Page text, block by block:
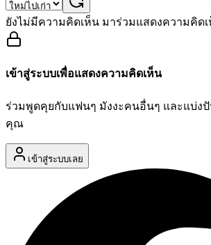
ยังไม่มีความคิดเห็น มาร่วมแสดงความคิด
เข้าสู่ระบบเพื่อแสดงความคิดเห็น
ร่วมพูดคุยกับแฟนๆ มังงะคนอื่นๆ และแบ่ง
คุณ
เข้าสู่ระบบเลย